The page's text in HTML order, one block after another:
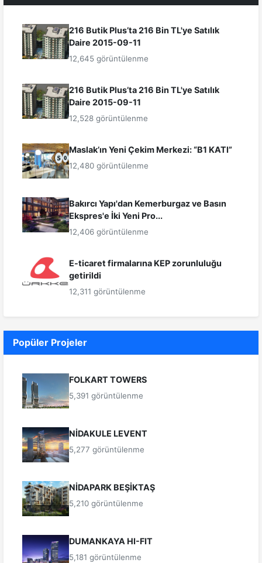
216 Butik Plus’ta 216 Bin TL'ye Satılık
Daire 2015-09-11
12,645 görüntülenme
216 Butik Plus’ta 216 Bin TL'ye Satılık
Daire 2015-09-11
12,528 görüntülenme
Maslak’ın Yeni Çekim Merkezi: “B1 KATI”
12,480 görüntülenme
Bakırcı Yapı'dan Kemerburgaz ve Basın
Ekspres'e İki Yeni Pro...
12,406 görüntülenme
E-ticaret firmalarına KEP zorunluluğu
getirildi
12,311 görüntülenme
Popüler Projeler
FOLKART TOWERS
5,391 görüntülenme
NİDAKULE LEVENT
5,277 görüntülenme
NİDAPARK BEŞİKTAŞ
5,210 görüntülenme
DUMANKAYA HI-FIT
5,181 görüntülenme